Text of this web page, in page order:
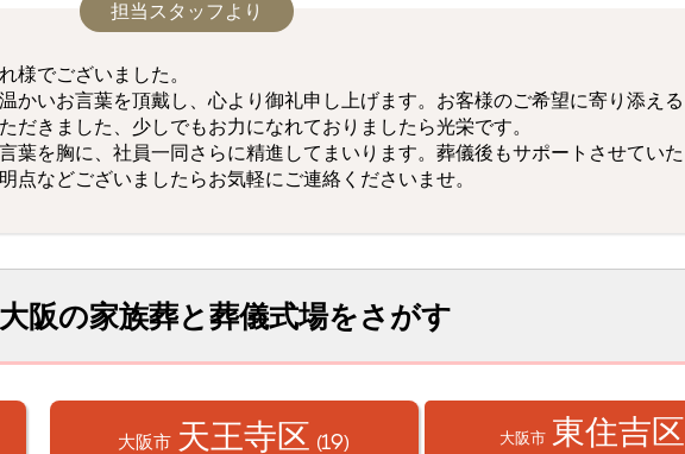
担当スタッフより
様でございました。
かいお言葉を頂戴し、心より御礼申し上げます。お客様のご希望に寄り添える
だきました、少しでもお力になれておりましたら光栄です。
葉を胸に、社員一同さらに精進してまいります。葬儀後もサポートさせていた
点などございましたらお気軽にご連絡くださいませ。
大阪の家族葬と葬儀式場をさがす
大阪市 天王寺区 (19) 大阪市 東住吉区